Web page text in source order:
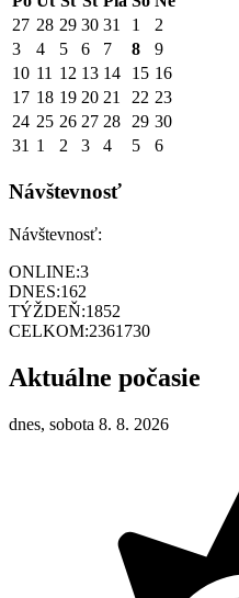
27 28 29 30 31 1
2
3
4 5 6 7 8
9
10 11 12 13 14 15 16
17 18 19 20 21 22 23
24 25 26 27 28 29 30
31 1 2 3 4 5 6
Návštevnosť
Návštevnosť:
ONLINE:3
DNES:162
TÝŽDEŇ:1852
CELKOM:2361730
Aktuálne počasie
dnes, sobota 8. 8. 2026